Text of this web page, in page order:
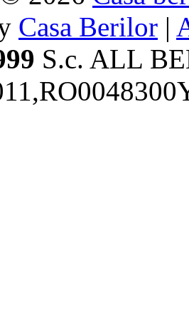
Casa Berilor |
S.c. ALL